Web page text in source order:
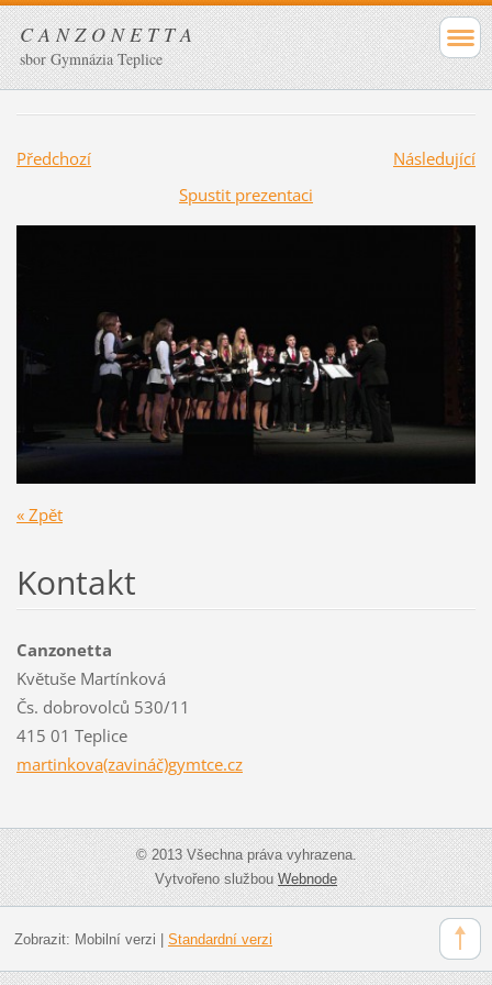
C A N Z O N E T T A
sbor Gymnázia Teplice
Předchozí
Následující
Spustit prezentaci
« Zpět
Kontakt
Canzonetta
Květuše Martínková
Čs. dobrovolců 530/11
415 01 Teplice
martinkova(zavináč)gymtce.cz
© 2013 Všechna práva vyhrazena.
Vytvořeno službouWebnode
Zobrazit: Mobilní verzi Standardní verzi